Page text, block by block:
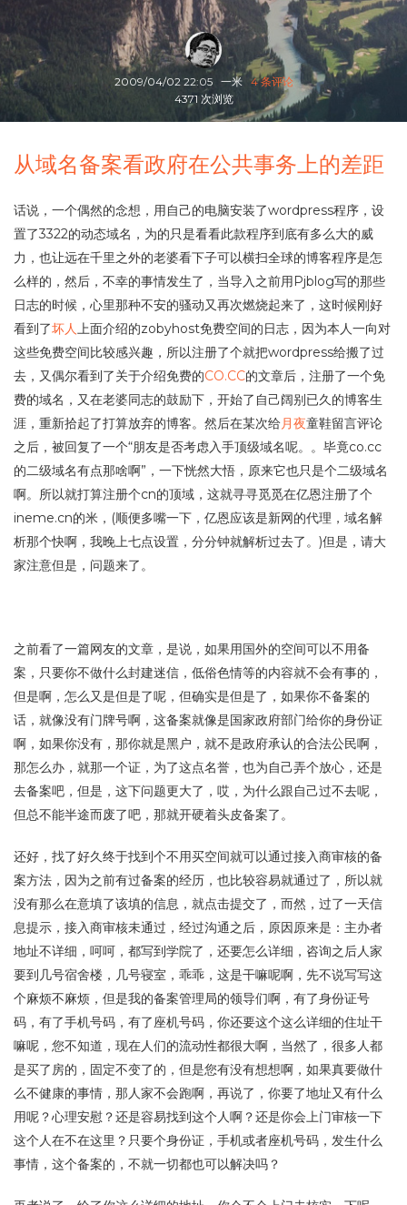
2009/04/02 22:05 一米
4 条评论
4371 次浏览
从域名备案看政府在公共事务上的差距
话说，一个偶然的念想，用自己的电脑安装了wordpress程序，设
置了3322的动态域名，为的只是看看此款程序到底有多么大的威
力，也让远在千里之外的老婆看下子可以横扫全球的博客程序是怎
么样的，然后，不幸的事情发生了，当导入之前用Pjblog写的那些
日志的时候，心里那种不安的骚动又再次燃烧起来了，这时候刚好
看到了坏人上面介绍的zobyhost免费空间的日志，因为本人一向对
这些免费空间比较感兴趣，所以注册了个就把wordpress给搬了过
去，又偶尔看到了关于介绍免费的CO.CC的文章后，注册了一个免
费的域名，又在老婆同志的鼓励下，开始了自己阔别已久的博客生
涯，重新拾起了打算放弃的博客。然后在某次给月夜童鞋留言评论
之后，被回复了一个“朋友是否考虑入手顶级域名呢。。毕竟co.cc
的二级域名有点那啥啊”，一下恍然大悟，原来它也只是个二级域名
啊。所以就打算注册个cn的顶域，这就寻寻觅觅在亿恩注册了个
ineme.cn的米，(顺便多嘴一下，亿恩应该是新网的代理，域名解
析那个快啊，我晚上七点设置，分分钟就解析过去了。)但是，请大
家注意但是，问题来了。
之前看了一篇网友的文章，是说，如果用国外的空间可以不用备
案，只要你不做什么封建迷信，低俗色情等的内容就不会有事的，
但是啊，怎么又是但是了呢，但确实是但是了，如果你不备案的
话，就像没有门牌号啊，这备案就像是国家政府部门给你的身份证
啊，如果你没有，那你就是黑户，就不是政府承认的合法公民啊，
那怎么办，就那一个证，为了这点名誉，也为自己弄个放心，还是
去备案吧，但是，这下问题更大了，哎，为什么跟自己过不去呢，
但总不能半途而废了吧，那就开硬着头皮备案了。
还好，找了好久终于找到个不用买空间就可以通过接入商审核的备
案方法，因为之前有过备案的经历，也比较容易就通过了，所以就
没有那么在意填了该填的信息，就点击提交了，而然，过了一天信
息提示，接入商审核未通过，经过沟通之后，原因原来是：主办者
地址不详细，呵呵，都写到学院了，还要怎么详细，咨询之后人家
要到几号宿舍楼，几号寝室，乖乖，这是干嘛呢啊，先不说写写这
个麻烦不麻烦，但是我的备案管理局的领导们啊，有了身份证号
码，有了手机号码，有了座机号码，你还要这个这么详细的住址干
嘛呢，您不知道，现在人们的流动性都很大啊，当然了，很多人都
是买了房的，固定不变了的，但是您有没有想想啊，如果真要做什
么不健康的事情，那人家不会跑啊，再说了，你要了地址又有什么
用呢？心理安慰？还是容易找到这个人啊？还是你会上门审核一下
这个人在不在这里？只要个身份证，手机或者座机号码，发生什么
事情，这个备案的，不就一切都也可以解决吗？